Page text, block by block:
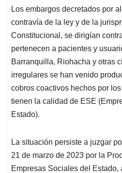
Los embargos decretados por
contravía de la ley y de la
Constitucional, se dirigían
pertenecen a pacientes y
Barranquilla, Riohacha y otras
irregulares se han venido
cobros coactivos hechos por
tienen la calidad de ESE
Estado).
La situación persiste a juzgar
21 de marzo de 2023 por la
Empresas Sociales del Estado,